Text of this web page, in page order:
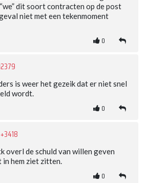
dit soort contracten op de post
niet met een tekenmoment
0
is weer het gezeik dat er niet snel
wordt.
0
+3418
overl de schuld van willen geven
in hem ziet zitten.
0